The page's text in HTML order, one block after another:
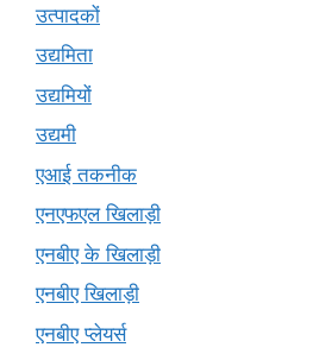
उत्पादकों
उद्यमिता
उद्यमियों
उद्यमी
एआई तकनीक
एनएफएल खिलाड़ी
एनबीए के खिलाड़ी
एनबीए खिलाड़ी
एनबीए प्लेयर्स